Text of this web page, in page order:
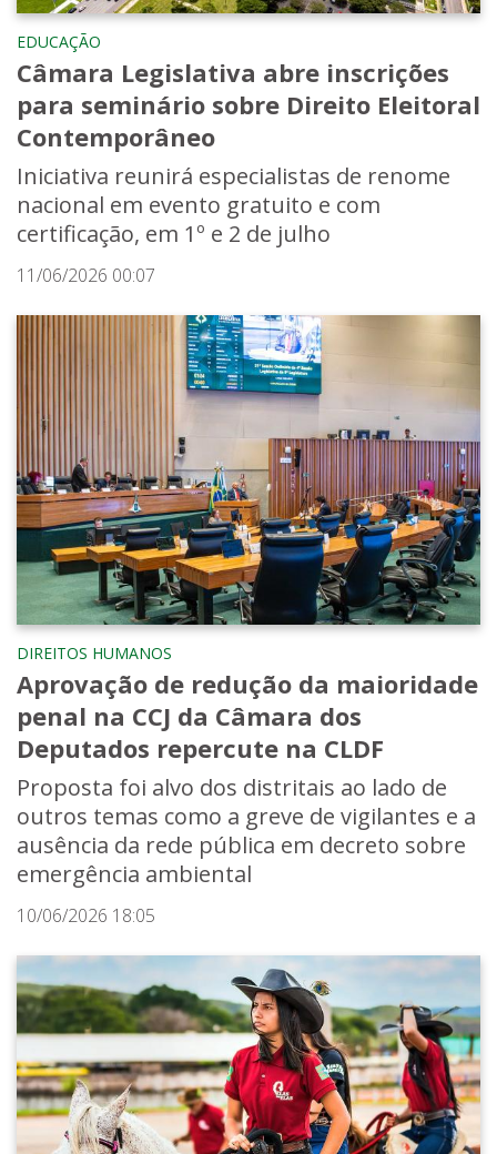
EDUCAÇÃO
Câmara Legislativa abre inscrições
para seminário sobre Direito Eleitoral
Contemporâneo
Iniciativa reunirá especialistas de renome
nacional em evento gratuito e com
certificação, em 1º e 2 de julho
11/06/2026 00:07
DIREITOS HUMANOS
Aprovação de redução da maioridade
penal na CCJ da Câmara dos
Deputados repercute na CLDF
Proposta foi alvo dos distritais ao lado de
outros temas como a greve de vigilantes e a
ausência da rede pública em decreto sobre
emergência ambiental
10/06/2026 18:05